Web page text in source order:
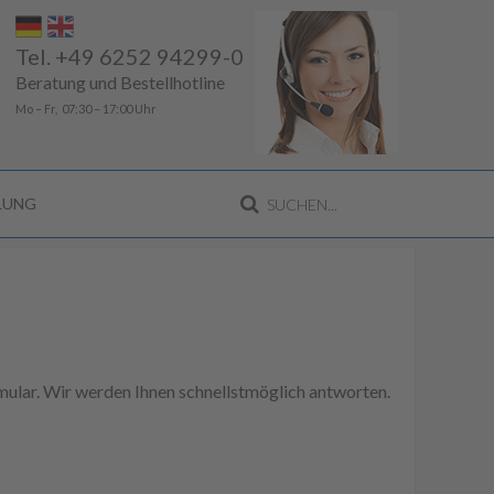
Tel. +49 6252 94299-0
Beratung und Bestellhotline
Mo – Fr, 07:30 – 17:00 Uhr
Wir werden Ihnen schnellstmöglich antworten.